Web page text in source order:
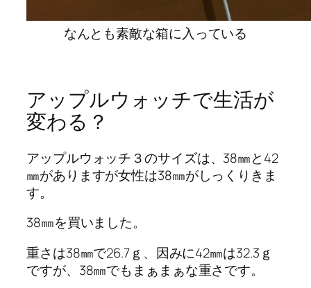
なんとも素敵な箱に入っている
アップルウォッチで生活が
変わる？
アップルウォッチ３のサイズは、38㎜と42
㎜がありますが女性は38㎜がしっくりきま
す。
38㎜を買いました。
重さは38㎜で26.7ｇ、因みに42㎜は32.3ｇ
ですが、38㎜でもまぁまぁな重さです。